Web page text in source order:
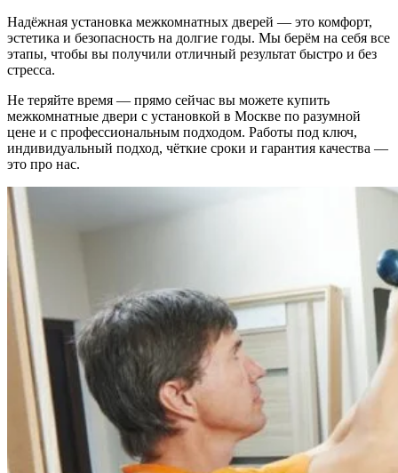
Надёжная установка межкомнатных дверей — это комфорт,
эстетика и безопасность на долгие годы. Мы берём на себя все
этапы, чтобы вы получили отличный результат быстро и без
стресса.
Не теряйте время — прямо сейчас вы можете купить
межкомнатные двери с установкой в Москве по разумной
цене и с профессиональным подходом. Работы под ключ,
индивидуальный подход, чёткие сроки и гарантия качества —
это про нас.